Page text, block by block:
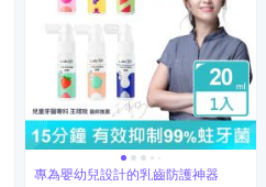
專為嬰幼兒設計的乳齒防護神器